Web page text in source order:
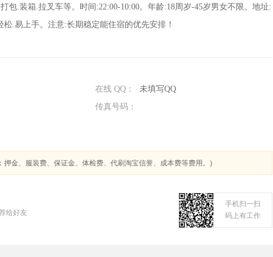
包.装箱.拉叉车等。时间:22:00-10:00。年龄:18周岁-45岁男女不限。地址:
.易上手。注意:长期稳定能住宿的优先安排！
在线 QQ：
未填写QQ
传真号码：
金、服装费、保证金、体检费、代刷淘宝信誉、成本费等费用。)
给好友
手机扫一扫
码上有工作